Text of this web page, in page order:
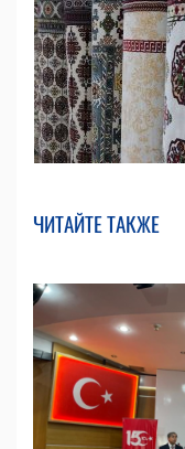
ЧИТАЙТЕ ТАКЖЕ